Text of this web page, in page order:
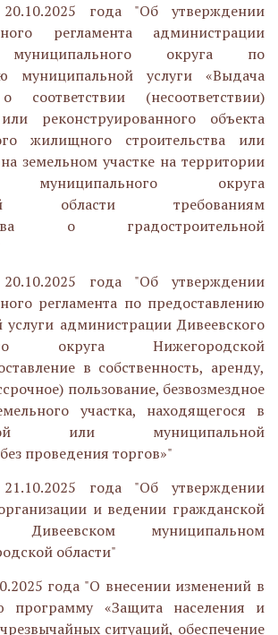
года "Об утверждении
регламента администрации
муниципального округа по
муниципальной услуги «Выдача
соответствии (несоответствии)
реконструированного объекта
жилищного строительства или
земельном участке на территории
муниципального округа
области требованиям
о градостроительной
года "Об утверждении
регламента по предоставлению
администрации Дивеевского
округа Нижегородской
в собственность, аренду,
пользование, безвозмездное
участка, находящегося в
или муниципальной
проведения торгов»"
года "Об утверждении
и ведении гражданской
муниципальном
области"
года "О внесении изменений в
программу «Защита населения и
ситуаций, обеспечение